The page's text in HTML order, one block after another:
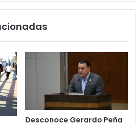
Desconoce Gerardo Peña